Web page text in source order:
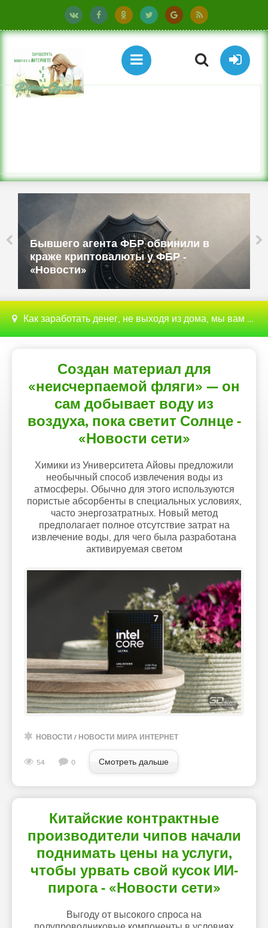
Бывшего агента ФБР обвинили в
краже криптовалюты у ФБР -
«Новости»
Как заработать денег, не выходя из дома, мы вам поможем с этим разобраться
Создан материал для
«неисчерпаемой фляги» — он
сам добывает воду из
воздуха, пока светит Солнце -
«Новости сети»
Химики из Университета Айовы предложили
необычный способ извлечения воды из
атмосферы. Обычно для этого используются
пористые абсорбенты в специальных условиях,
часто энергозатратных. Новый метод
предполагает полное отсутствие затрат на
извлечение воды, для чего была разработана
активируемая светом
НОВОСТИ / НОВОСТИ МИРА ИНТЕРНЕТ
54 0 Смотреть дальше
Китайские контрактные
производители чипов начали
поднимать цены на услуги,
чтобы урвать свой кусок ИИ-
пирога - «Новости сети»
Выгоду от высокого спроса на